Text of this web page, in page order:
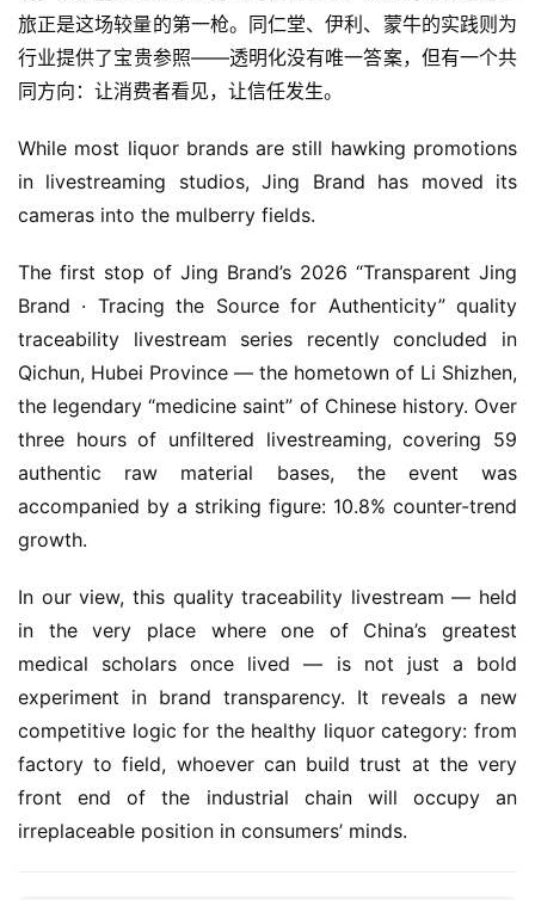
旅正是这场较量的第一枪。同仁堂、伊利、蒙牛的实践则为
行业提供了宝贵参照——透明化没有唯一答案，但有一个共
同方向：让消费者看见，让信任发生。
While most liquor brands are still hawking promotions
in livestreaming studios, Jing Brand has moved its
cameras into the mulberry fields.
The first stop of Jing Brand’s 2026 “Transparent Jing
Brand · Tracing the Source for Authenticity” quality
traceability livestream series recently concluded in
Qichun, Hubei Province — the hometown of Li Shizhen,
the legendary “medicine saint” of Chinese history. Over
three hours of unfiltered livestreaming, covering 59
authentic raw material bases, the event was
accompanied by a striking figure: 10.8% counter-trend
growth.
In our view, this quality traceability livestream — held
in the very place where one of China’s greatest
medical scholars once lived — is not just a bold
experiment in brand transparency. It reveals a new
competitive logic for the healthy liquor category: from
factory to field, whoever can build trust at the very
front end of the industrial chain will occupy an
irreplaceable position in consumers’ minds.